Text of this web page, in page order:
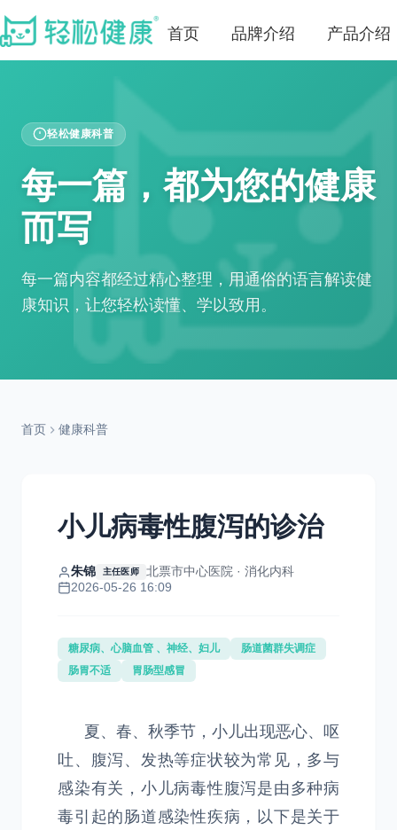
首页 品牌介绍 产品介绍
轻松健康科普
每一篇，都为您的健康
而写
每一篇内容都经过精心整理，用通俗的语言解读健
康知识，让您轻松读懂、学以致用。
首页 健康科普
小儿病毒性腹泻的诊治
朱锦 主任医师
北票市中心医院 · 消化内科
2026-05-26 16:09
糖尿病、心脑血管 、神经、妇儿
肠道菌群失调症
肠胃不适
胃肠型感冒
夏、春、秋季节，小儿出现恶心、呕
吐、腹泻、发热等症状较为常见，多与
感染有关，小儿病毒性腹泻是由多种病
毒引起的肠道感染性疾病，以下是关于